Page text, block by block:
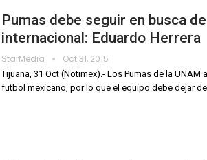
Pumas debe seguir en busca
internacional: Eduardo Herrera
StarMedia Oct 31, 2015
Tijuana, 31 Oct (Notimex).- Los Pumas de la UNAM
futbol mexicano, por lo que el equipo debe dejar